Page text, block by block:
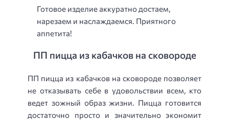
Готовое изделие аккуратно достаем,
нарезаем и наслаждаемся. Приятного
аппетита!
ПП пицца из кабачков на сковороде
ПП пицца из кабачков на сковороде позволяет
не отказывать себе в удовольствии всем, кто
ведет зожный образ жизни. Пицца готовится
достаточно просто и значительно экономит